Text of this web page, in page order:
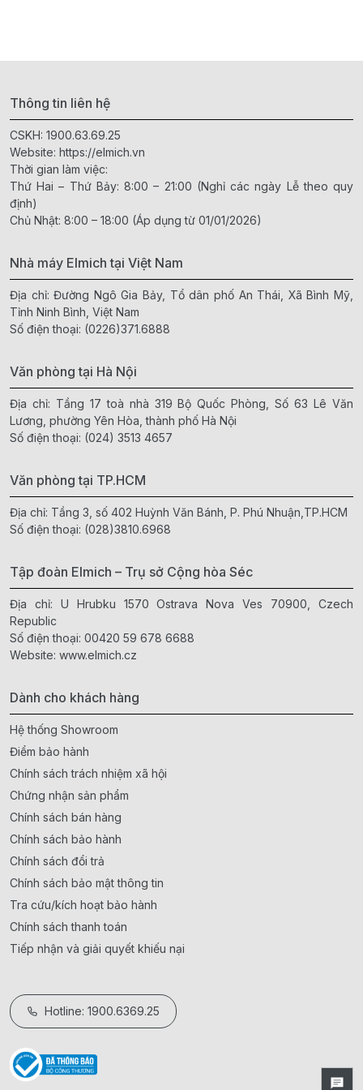
Thông tin liên hệ
CSKH: 1900.63.69.25
Website: https://elmich.vn
Thời gian làm việc:
Thứ Hai – Thứ Bảy: 8:00 – 21:00 (Nghỉ các ngày Lễ theo quy
định)
Chủ Nhật: 8:00 – 18:00 (Áp dụng từ 01/01/2026)
Nhà máy Elmich tại Việt Nam
Địa chỉ: Đường Ngô Gia Bảy, Tổ dân phố An Thái, Xã Bình Mỹ,
Tỉnh Ninh Bình, Việt Nam
Số điện thoại: (0226)371.6888
Văn phòng tại Hà Nội
Địa chỉ: Tầng 17 toà nhà 319 Bộ Quốc Phòng, Số 63 Lê Văn
Lương, phường Yên Hòa, thành phố Hà Nội
Số điện thoại: (024) 3513 4657
Văn phòng tại TP.HCM
Địa chỉ: Tầng 3, số 402 Huỳnh Văn Bánh, P. Phú Nhuận,TP.HCM
Số điện thoại: (028)3810.6968
Tập đoàn Elmich – Trụ sở Cộng hòa Séc
Địa chỉ: U Hrubku 1570 Ostrava Nova Ves 70900, Czech
Republic
Số điện thoại: 00420 59 678 6688
Website: www.elmich.cz
Dành cho khách hàng
Hệ thống Showroom
Điểm bảo hành
Chính sách trách nhiệm xã hội
Chứng nhận sản phẩm
Chính sách bán hàng
Chính sách bảo hành
Chính sách đổi trả
Chính sách bảo mật thông tin
Tra cứu/kích hoạt bảo hành
Chính sách thanh toán
Tiếp nhận và giải quyết khiếu nại
Hotline: 1900.6369.25